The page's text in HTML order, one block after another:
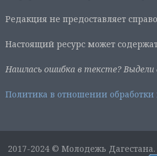
Редакция не предоставляет
Настоящий ресурс может
Нашлась ошибка в тексте?
Политика в отношении
2017-2024 © Молодежь